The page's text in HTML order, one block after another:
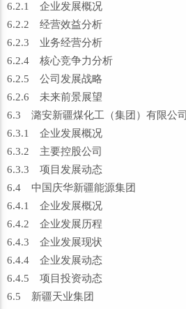
6.2.1 企业发展概况
6.2.2 经营效益分析
6.2.3 业务经营分析
6.2.4 核心竞争力分析
6.2.5 公司发展战略
6.2.6 未来前景展望
6.3 潞安新疆煤化工（集团）有限公司
6.3.1 企业发展概况
6.3.2 主要控股公司
6.3.3 项目发展动态
6.4 中国庆华新疆能源集团
6.4.1 企业发展概况
6.4.2 企业发展历程
6.4.3 企业发展现状
6.4.4 企业发展动态
6.4.5 项目投资动态
6.5 新疆天业集团